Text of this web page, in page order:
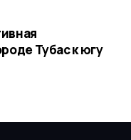
Тубас к югу